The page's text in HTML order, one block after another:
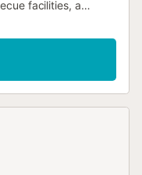
facilities, a